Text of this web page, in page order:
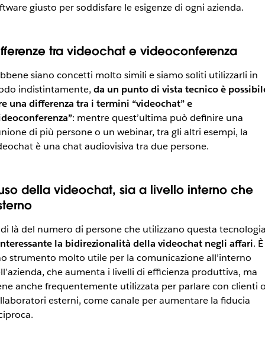
giusto per soddisfare le esigenze di ogni azienda.
tra videochat e videoconferenza
siano concetti molto simili e siamo soliti utilizzarli in
indistintamente, da un punto di vista tecnico è
una differenza tra i termini “videochat” e
: mentre quest’ultima può definire una
di più persone o un webinar, tra gli altri esempi, la
è una chat audiovisiva tra due persone.
della videochat, sia a livello interno che
là del numero di persone che utilizzano questa
la bidirezionalità della videochat negli affari. È
strumento molto utile per la comunicazione all’interno
che aumenta i livelli di efficienza produttiva, ma
anche frequentemente utilizzata per parlare con clienti
esterni, come canale per aumentare la fiducia